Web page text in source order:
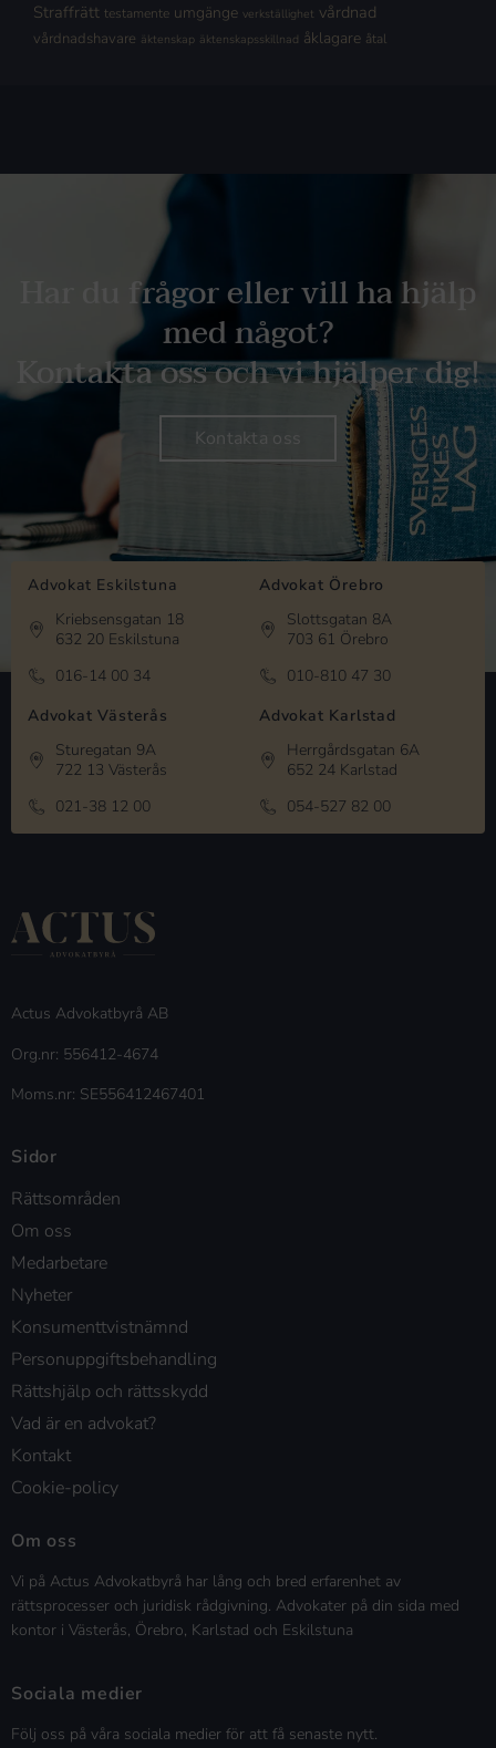
Straffrätt testamente umgänge verkställighet vårdnad
vårdnadshavare äktenskap äktenskapsskillnad åklagare åtal
Har du frågor eller vill ha hjälp
med något?
Kontakta oss och vi hjälper dig!
Kontakta oss
Advokat Eskilstuna
Kriebsensgatan 18
632 20 Eskilstuna
016-14 00 34
Advokat Örebro
Slottsgatan 8A
703 61 Örebro
010-810 47 30
Advokat Västerås
Sturegatan 9A
722 13 Västerås
021-38 12 00
Advokat Karlstad
Herrgårdsgatan 6A
652 24 Karlstad
054-527 82 00
Actus Advokatbyrå AB
Org.nr: 556412-4674
Moms.nr: SE556412467401
Sidor
Rättsområden
Om oss
Medarbetare
Nyheter
Konsumenttvistnämnd
Personuppgiftsbehandling
Rättshjälp och rättsskydd
Vad är en advokat?
Kontakt
Cookie-policy
Om oss
Vi på Actus Advokatbyrå har lång och bred erfarenhet av
rättsprocesser och juridisk rådgivning. Advokater på din sida med
kontor i Västerås, Örebro, Karlstad och Eskilstuna
Sociala medier
Följ oss på våra sociala medier för att få senaste nytt.